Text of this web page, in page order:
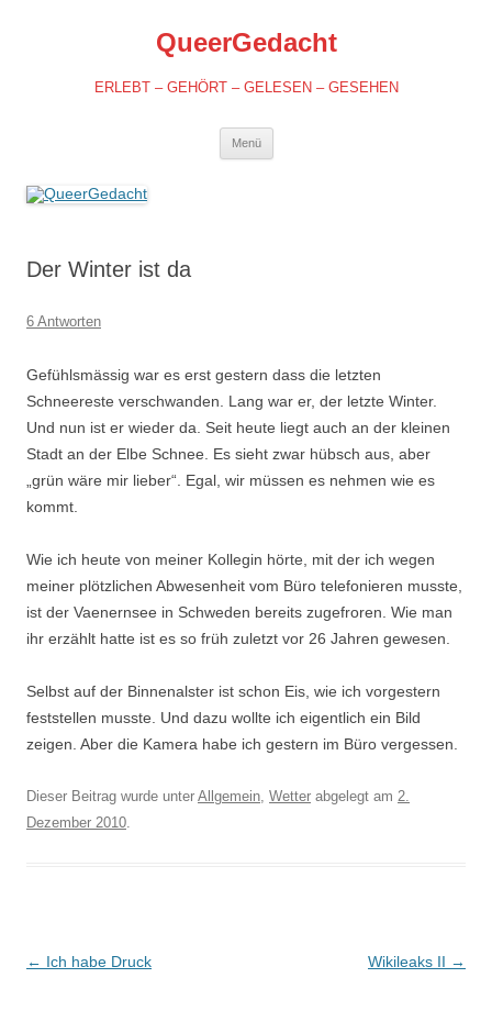
QueerGedacht
ERLEBT – GEHÖRT – GELESEN – GESEHEN
Menü
Der Winter ist da
6 Antworten
Gefühlsmässig war es erst gestern dass die letzten
Schneereste verschwanden. Lang war er, der letzte Winter.
Und nun ist er wieder da. Seit heute liegt auch an der kleinen
Stadt an der Elbe Schnee. Es sieht zwar hübsch aus, aber
„grün wäre mir lieber“. Egal, wir müssen es nehmen wie es
kommt.
Wie ich heute von meiner Kollegin hörte, mit der ich wegen
meiner plötzlichen Abwesenheit vom Büro telefonieren musste,
ist der Vaenernsee in Schweden bereits zugefroren. Wie man
ihr erzählt hatte ist es so früh zuletzt vor 26 Jahren gewesen.
Selbst auf der Binnenalster ist schon Eis, wie ich vorgestern
feststellen musste. Und dazu wollte ich eigentlich ein Bild
zeigen. Aber die Kamera habe ich gestern im Büro vergessen.
Dieser Beitrag wurde unter Allgemein, Wetter abgelegt am 2.
Dezember 2010.
Beitrags-
← Ich habe Druck Wikileaks II →